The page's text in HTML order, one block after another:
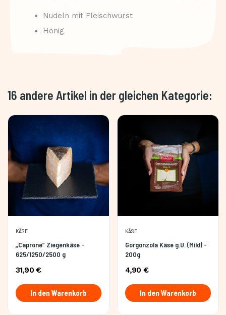
Nudeln mit Fleischwurst
Honig
16 andere Artikel in der gleichen Kategorie:
KÄSE
„Caprone” Ziegenkäse -
625/1250/2500 g
31,90 €
In den Warenkorb
KÄSE
Gorgonzola Käse g.U. (Mild) -
200g
4,90 €
In den Warenkorb